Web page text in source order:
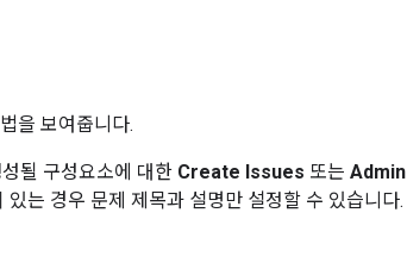
을 보여줍니다.
될 구성요소에 대한 Create Issues 또는 Admin
있는 경우 문제 제목과 설명만 설정할 수 있습니다.